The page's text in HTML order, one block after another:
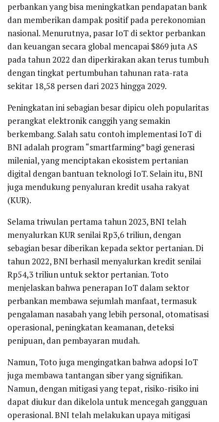
perbankan yang bisa meningkatkan pendapatan bank
dan memberikan dampak positif pada perekonomian
nasional. Menurutnya, pasar IoT di sektor perbankan
dan keuangan secara global mencapai $869 juta AS
pada tahun 2022 dan diperkirakan akan terus tumbuh
dengan tingkat pertumbuhan tahunan rata-rata
sekitar 18,58 persen dari 2023 hingga 2029.
Peningkatan ini sebagian besar dipicu oleh popularitas
perangkat elektronik canggih yang semakin
berkembang. Salah satu contoh implementasi IoT di
BNI adalah program “smartfarming” bagi generasi
milenial, yang menciptakan ekosistem pertanian
digital dengan bantuan teknologi IoT. Selain itu, BNI
juga mendukung penyaluran kredit usaha rakyat
(KUR).
Selama triwulan pertama tahun 2023, BNI telah
menyalurkan KUR senilai Rp3,6 triliun, dengan
sebagian besar diberikan kepada sektor pertanian. Di
tahun 2022, BNI berhasil menyalurkan kredit senilai
Rp54,3 triliun untuk sektor pertanian. Toto
menjelaskan bahwa penerapan IoT dalam sektor
perbankan membawa sejumlah manfaat, termasuk
pengalaman nasabah yang lebih personal, otomatisasi
operasional, peningkatan keamanan, deteksi
penipuan, dan pembayaran mudah.
Namun, Toto juga mengingatkan bahwa adopsi IoT
juga membawa tantangan siber yang signifikan.
Namun, dengan mitigasi yang tepat, risiko-risiko ini
dapat diukur dan dikelola untuk mencegah gangguan
operasional. BNI telah melakukan upaya mitigasi